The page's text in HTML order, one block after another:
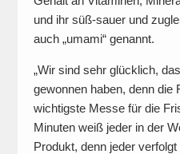
und ihr süß-sauer und
auch „umami“ genannt.
„Wir sind sehr glücklich,
gewonnen haben, denn die
wichtigste Messe für die
Minuten weiß jeder in der
Produkt, denn jeder